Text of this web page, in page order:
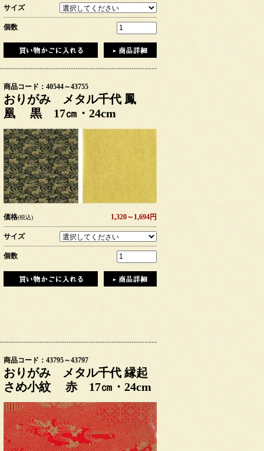
サイズ
個数
商品コード：40544～43755
おりがみ メタル千代 鳳
凰 黒 17㎝・24cm
価格(税込) 1,320～1,694円
サイズ
個数
商品コード：43795～43797
おりがみ メタル千代 縁起
さめ小紋 赤 17㎝・24cm